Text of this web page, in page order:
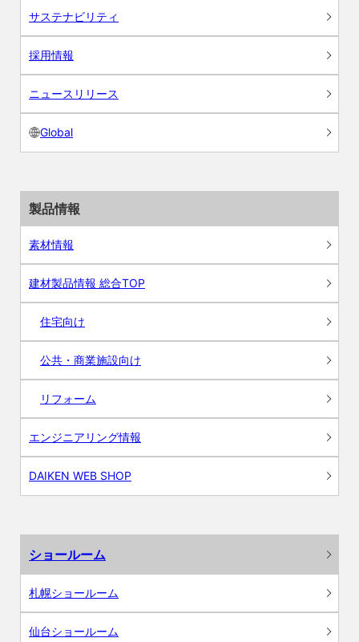
サステナビリティ
採用情報
ニュースリリース
Global
製品情報
素材情報
建材製品情報 総合TOP
住宅向け
公共・商業施設向け
リフォーム
エンジニアリング情報
DAIKEN WEB SHOP
ショールーム
札幌ショールーム
仙台ショールーム